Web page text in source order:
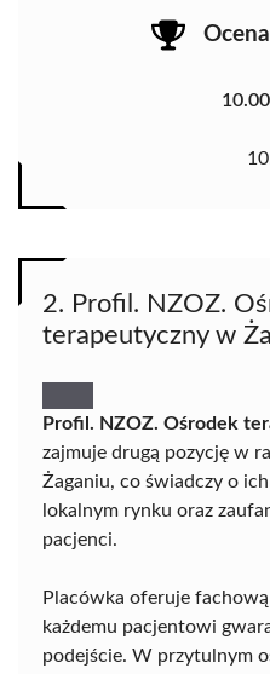
2. Profil. NZOZ.
terapeutyczny w
Profil. NZOZ. Ośrodek
zajmuje drugą pozycję w
Żaganiu, co świadczy o
lokalnym rynku oraz
pacjenci.
Placówka oferuje
każdemu pacjentowi
podejście. W przytulnym